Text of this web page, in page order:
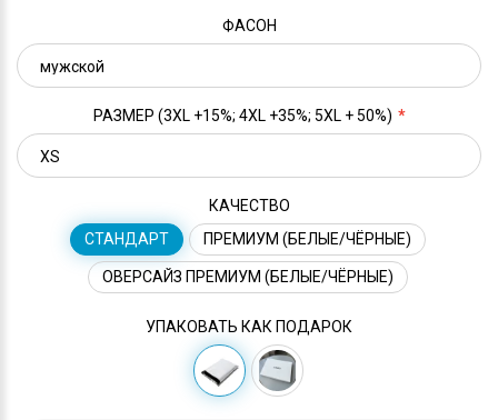
ФАСОН
РАЗМЕР (3XL +15%; 4XL +35%; 5XL + 50%)
КАЧЕСТВО
СТАНДАРТ
ПРЕМИУМ (БЕЛЫЕ/ЧЁРНЫЕ)
ОВЕРСАЙЗ ПРЕМИУМ (БЕЛЫЕ/ЧЁРНЫЕ)
УПАКОВАТЬ КАК ПОДАРОК